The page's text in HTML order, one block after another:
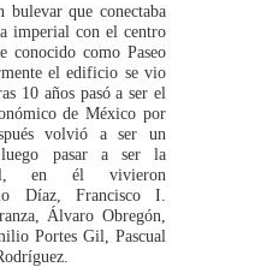
que conectaba
imperial con el centro
conocido como Paseo
el edificio se vio
10 años pasó a ser el
de México por
volvió a ser un
pasar a ser la
en él vivieron
Díaz, Francisco I.
Álvaro Obregón,
Portes Gil, Pascual